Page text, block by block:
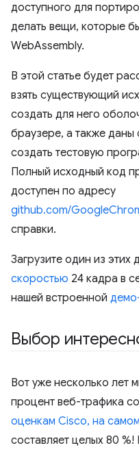
доступного для
делать вещи, которые
WebAssembly.
В этой статье будет
взять существующий
создать для него
браузере, а также даны
создать тестовую
Полный исходный код
доступен по адресу
github.com/
справки.
Загрузите один из этих
скоростью 24 кадра в
нашей встроенной
Выбор
Вот уже несколько лет
процент веб-трафика
оценкам Cisco, на
составляет целых 80